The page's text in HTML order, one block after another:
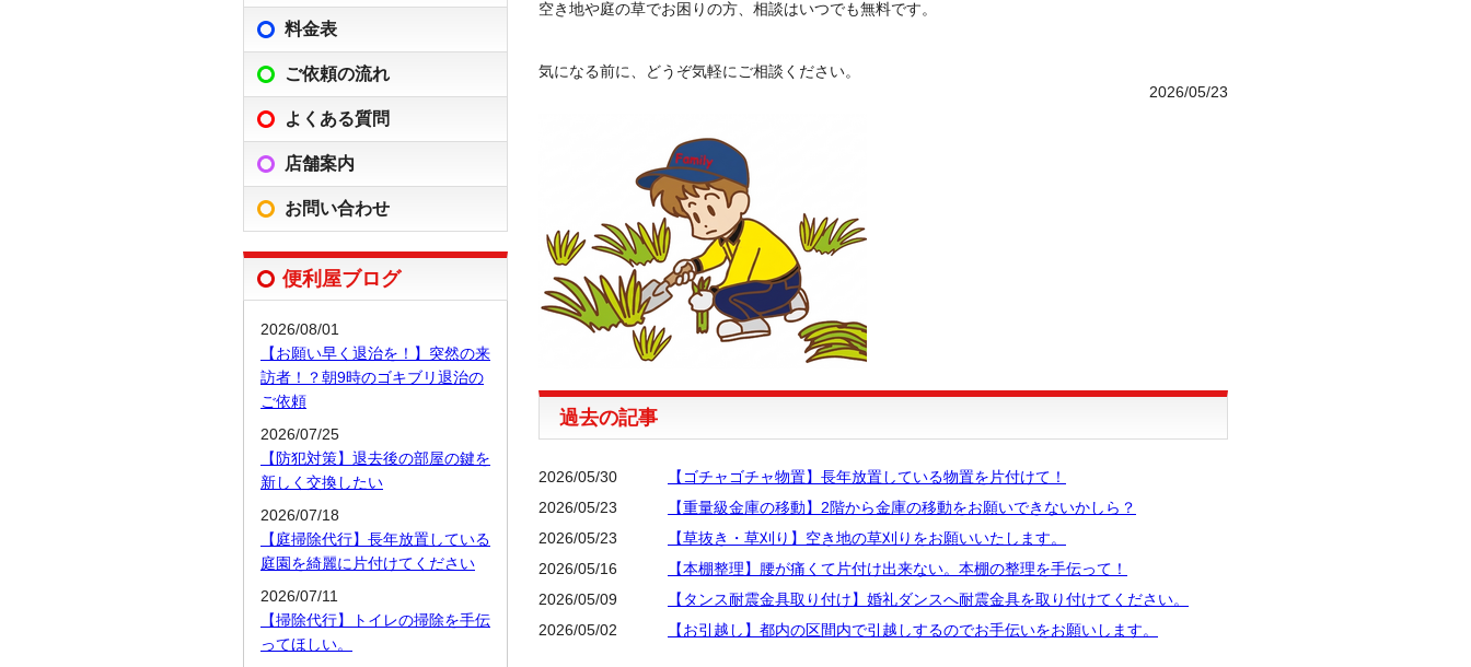
空き地や庭の草でお困りの方、相談はいつでも無料です。
気になる前に、どうぞ気軽にご相談ください。
2026/05/23
過去の記事
2026/05/30
【ゴチャゴチャ物置】長年放置している物置を片付けて！
2026/05/23
【重量級金庫の移動】2階から金庫の移動をお願いできないかしら？
2026/05/23
【草抜き・草刈り】空き地の草刈りをお願いいたします。
2026/05/16
【本棚整理】腰が痛くて片付け出来ない。本棚の整理を手伝って！
2026/05/09
【タンス耐震金具取り付け】婚礼ダンスへ耐震金具を取り付けてください。
2026/05/02
【お引越し】都内の区間内で引越しするのでお手伝いをお願いします。
料金表
ご依頼の流れ
よくある質問
店舗案内
お問い合わせ
便利屋ブログ
2026/08/01
【お願い早く退治を！】突然の来
訪者！？朝9時のゴキブリ退治の
ご依頼
2026/07/25
【防犯対策】退去後の部屋の鍵を
新しく交換したい
2026/07/18
【庭掃除代行】長年放置している
庭園を綺麗に片付けてください
2026/07/11
【掃除代行】トイレの掃除を手伝
ってほしい。